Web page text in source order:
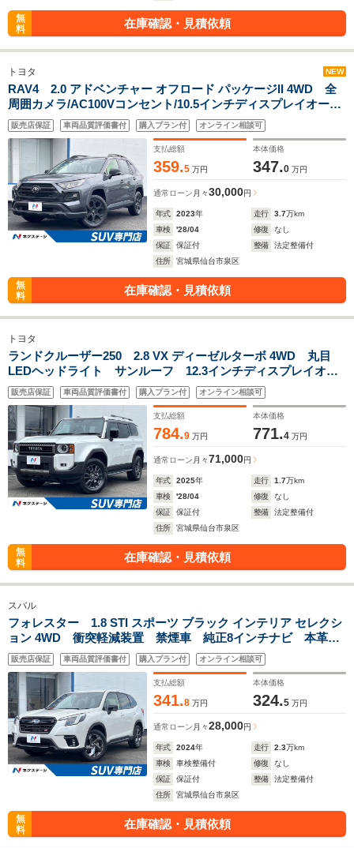
無
料
在庫確認・見積依頼
トヨタ NEW
RAV4 2.0 アドベンチャー オフロード パッケージII 4WD 全
周囲カメラ/AC100Vコンセント/10.5インチディスプレイオーデ
ィオ/ハンズフリーパワーバックドア/ルーフレール/専用サスペ
ンション/シートクーラー/シートヒーター/レーダークルー
ズ/BSM
販売店保証 車両品質評価書付 購入プラン付 オンライン相談可
支払総額
359.5 万円
本体価格
347.0 万円
通常ローン 月々30,000円
年式 2023年 走行 3.7万km
車検
'28/04 修復
なし
保証
保証付 整備
法定整備付
住所
宮城県仙台市泉区
無
料
在庫確認・見積依頼
トヨタ
ランドクルーザー250 2.8 VX ディーゼルターボ 4WD 丸目
LEDヘッドライト サンルーフ 12.3インチディスプレイオー
ディオ 全周囲カメラ JBLサウンド レーダークルーズ デ
ジタルミラー ドラレコ ETC ブラックレザーシート シー
トクーラー 禁煙車
販売店保証 車両品質評価書付 購入プラン付 オンライン相談可
支払総額
784.9 万円
本体価格
771.4 万円
通常ローン 月々71,000円
年式 2025年 走行 1.7万km
車検
'28/04 修復
なし
保証
保証付 整備
法定整備付
住所
宮城県仙台市泉区
無
料
在庫確認・見積依頼
スバル
フォレスター 1.8 STI スポーツ ブラック インテリア セレクシ
ョン 4WD 衝突軽減装置 禁煙車 純正8インチナビ 本革シ
ート レーダークルーズ フロント・サイド・バックカメラ
ETC Bluetooth フルセグ ドラレコ 全席シートヒータ
ー デジタルインナーミラー
販売店保証 車両品質評価書付 購入プラン付 オンライン相談可
支払総額
341.8 万円
本体価格
324.5 万円
通常ローン 月々28,000円
年式 2024年 走行 2.3万km
車検
車検整備付 修復
なし
保証
保証付 整備
法定整備付
住所
宮城県仙台市泉区
無
料
在庫確認・見積依頼